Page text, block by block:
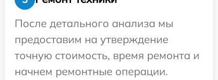
После детального анализа мы
предоставим на утверждение
точную стоимость, время ремонта и
начнем ремонтные операции.